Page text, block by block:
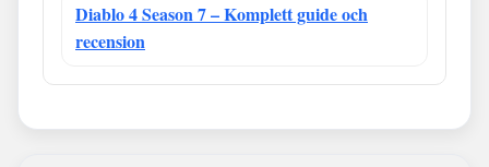
Diablo 4 Season 7 – Komplett guide och
recension